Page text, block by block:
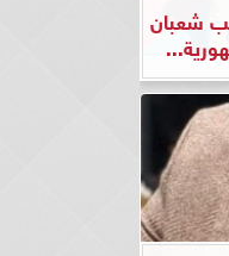
شعبان